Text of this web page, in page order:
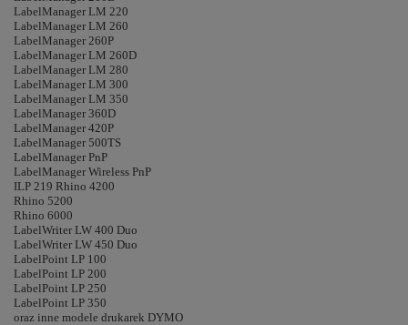
LabelManager LM 220
LabelManager LM 260
LabelManager 260P
LabelManager LM 260D
LabelManager LM 280
LabelManager LM 300
LabelManager LM 350
LabelManager 360D
LabelManager 420P
LabelManager 500TS
LabelManager PnP
LabelManager Wireless PnP
ILP 219 Rhino 4200
Rhino 5200
Rhino 6000
LabelWriter LW 400 Duo
LabelWriter LW 450 Duo
LabelPoint LP 100
LabelPoint LP 200
LabelPoint LP 250
LabelPoint LP 350
oraz inne modele drukarek DYMO